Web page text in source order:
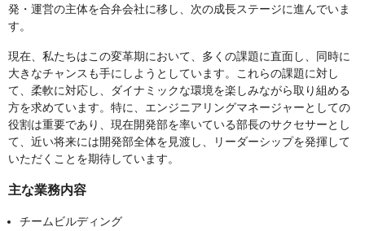
発・運営の主体を合弁会社に移し、次の成長ステージに進んでいま
す。
現在、私たちはこの変革期において、多くの課題に直面し、同時に
大きなチャンスも手にしようとしています。これらの課題に対し
て、柔軟に対応し、ダイナミックな環境を楽しみながら取り組める
方を求めています。特に、エンジニアリングマネージャーとしての
役割は重要であり、現在開発部を率いている部長のサクセサーとし
て、近い将来には開発部全体を見渡し、リーダーシップを発揮して
いただくことを期待しています。
主な業務内容
チームビルディング